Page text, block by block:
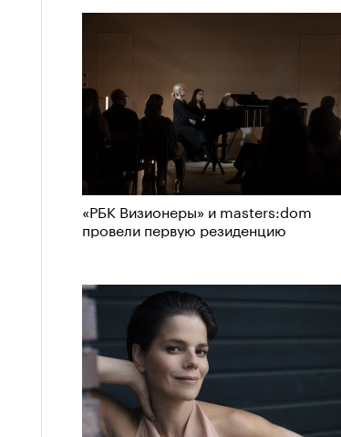
«РБК Визионеры» и masters:dom
провели первую резиденцию